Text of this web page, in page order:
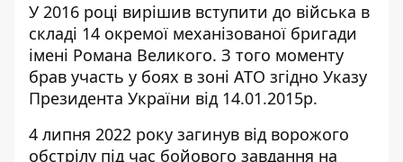
У 2016 році вирішив вступити до війська в
складі 14 окремої механізованої бригади
імені Романа Великого. З того моменту
брав участь у боях в зоні АТО згідно Указу
Президента України від 14.01.2015р.
4 липня 2022 року загинув від ворожого
обстрілу під час бойового завдання на